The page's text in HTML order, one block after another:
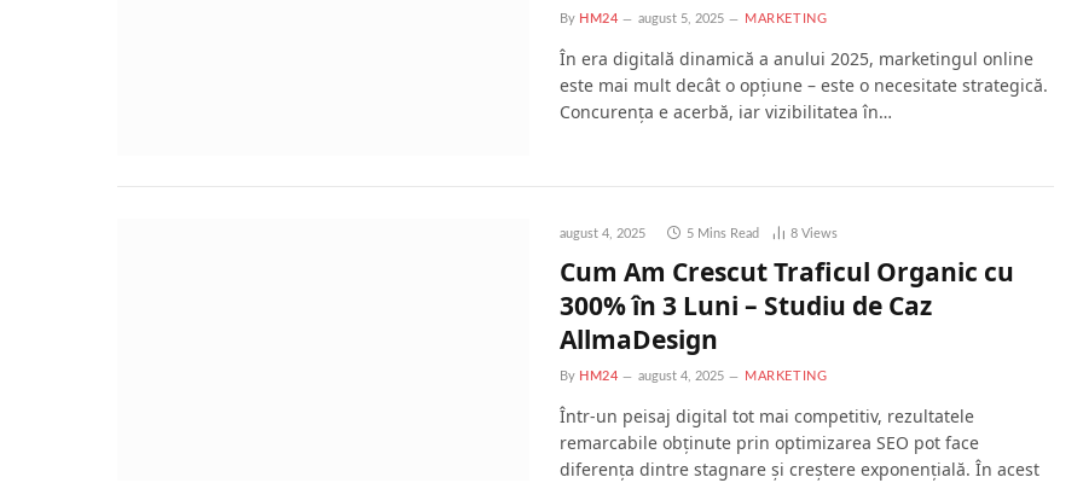
By HM24 august 5, 2025 MARKETING
În era digitală dinamică a anului 2025, marketingul online
este mai mult decât o opțiune – este o necesitate strategică.
Concurența e acerbă, iar vizibilitatea în…
august 4, 2025 5 Mins Read 8 Views
Cum Am Crescut Traficul Organic cu
300% în 3 Luni – Studiu de Caz
AllmaDesign
By HM24 august 4, 2025 MARKETING
Într-un peisaj digital tot mai competitiv, rezultatele
remarcabile obținute prin optimizarea SEO pot face
diferența dintre stagnare și creștere exponențială. În acest